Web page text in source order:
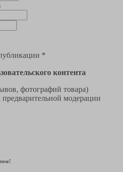
*
контента
фотографий товара)
модерации